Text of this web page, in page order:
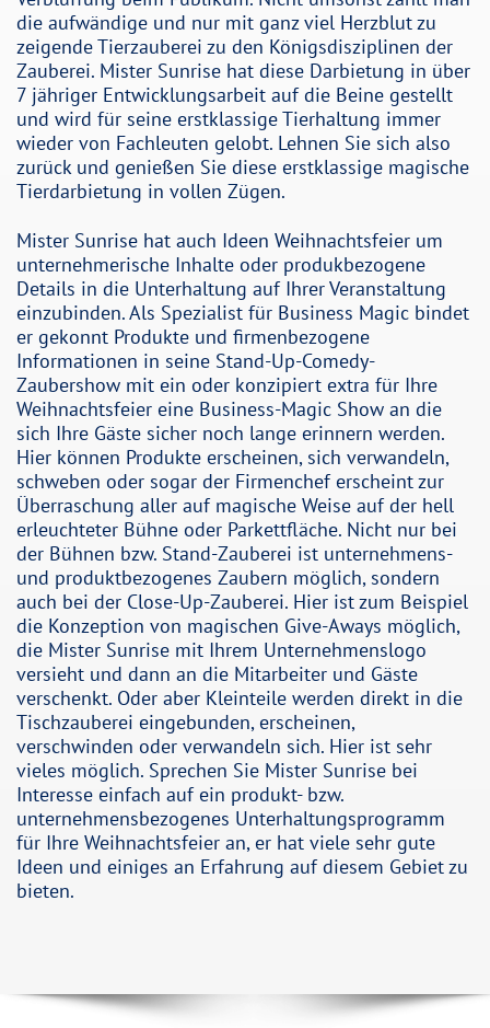
die aufwändige und nur mit ganz viel Herzblut zu
zeigende Tierzauberei zu den Königsdisziplinen der
Zauberei. Mister Sunrise hat diese Darbietung in über
7 jähriger Entwicklungsarbeit auf die Beine gestellt
und wird für seine erstklassige Tierhaltung immer
wieder von Fachleuten gelobt. Lehnen Sie sich also
zurück und genießen Sie diese erstklassige magische
Tierdarbietung in vollen Zügen.
Mister Sunrise hat auch Ideen Weihnachtsfeier um
unternehmerische Inhalte oder produkbezogene
Details in die Unterhaltung auf Ihrer Veranstaltung
einzubinden. Als Spezialist für Business Magic bindet
er gekonnt Produkte und firmenbezogene
Informationen in seine Stand-Up-Comedy-
Zaubershow mit ein oder konzipiert extra für Ihre
Weihnachtsfeier eine Business-Magic Show an die
sich Ihre Gäste sicher noch lange erinnern werden.
Hier können Produkte erscheinen, sich verwandeln,
schweben oder sogar der Firmenchef erscheint zur
Überraschung aller auf magische Weise auf der hell
erleuchteter Bühne oder Parkettfläche. Nicht nur bei
der Bühnen bzw. Stand-Zauberei ist unternehmens-
und produktbezogenes Zaubern möglich, sondern
auch bei der Close-Up-Zauberei. Hier ist zum Beispiel
die Konzeption von magischen Give-Aways möglich,
die Mister Sunrise mit Ihrem Unternehmenslogo
versieht und dann an die Mitarbeiter und Gäste
verschenkt. Oder aber Kleinteile werden direkt in die
Tischzauberei eingebunden, erscheinen,
verschwinden oder verwandeln sich. Hier ist sehr
vieles möglich. Sprechen Sie Mister Sunrise bei
Interesse einfach auf ein produkt- bzw.
unternehmensbezogenes Unterhaltungsprogramm
für Ihre Weihnachtsfeier an, er hat viele sehr gute
Ideen und einiges an Erfahrung auf diesem Gebiet zu
bieten.